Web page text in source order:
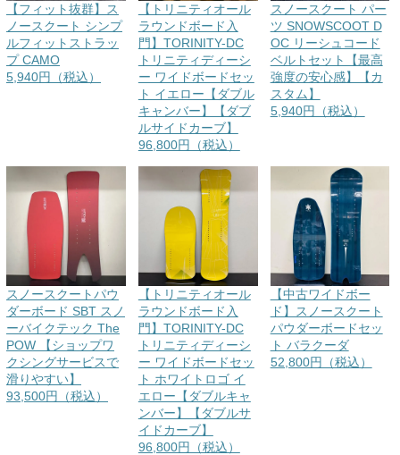
【フィット抜群】ス
ノースクート シンプ
ルフィットストラッ
プ CAMO
5,940円（税込）
【トリニティオール
ラウンドボード入
門】TORINITY-DC
トリニティディーシ
ー ワイドボードセッ
ト イエロー【ダブル
キャンバー】【ダブ
ルサイドカーブ】
96,800円（税込）
スノースクート パー
ツ SNOWSCOOT D
OC リーシュコード
ベルトセット【最高
強度の安心感】【カ
スタム】
5,940円（税込）
スノースクートパウ
ダーボード SBT スノ
ーバイクテック The
POW 【ショップワ
クシングサービスで
滑りやすい】
93,500円（税込）
【トリニティオール
ラウンドボード入
門】TORINITY-DC
トリニティディーシ
ー ワイドボードセッ
ト ホワイトロゴ イ
エロー【ダブルキャ
ンバー】【ダブルサ
イドカーブ】
96,800円（税込）
【中古ワイドボー
ド】スノースクート
パウダーボードセッ
ト バラクーダ
52,800円（税込）